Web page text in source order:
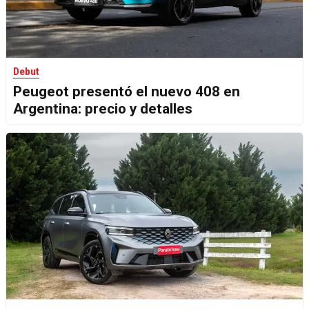
Debut
Peugeot presentó el nuevo 408 en
Argentina: precio y detalles